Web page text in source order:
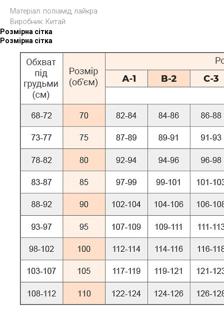
Матеріал: поліамід, лайкра
Виробник: Китай
Розмірна сітка
Розмірна сітка